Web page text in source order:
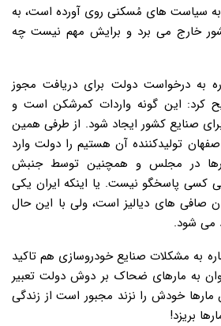
به سیاست های مُسکنی روی آورده است، به
خارج می برد و برایش مهم نیست چه
به درخواست دولت برای دریافت مجوز
تصریح کرد: این گونه واردات کمرشکن است و
صنایع کشور ایجاد شود. از طرفی همین
تولیدکننده آن هستیم را دولت وارد
در مجلس و همچنین توسط جنبش
کسی پاسخگو نیست. یا اینکه ایران یکی
صافی های دیالیز است، ولی با این حال
می شود.
به مشکلات صنایع خودروسازی هم تاکید
به مارهای ضحاک بر دوش دولت تعبیر
مارها خودش را نزند مجبور است از زندگی
بریزد!